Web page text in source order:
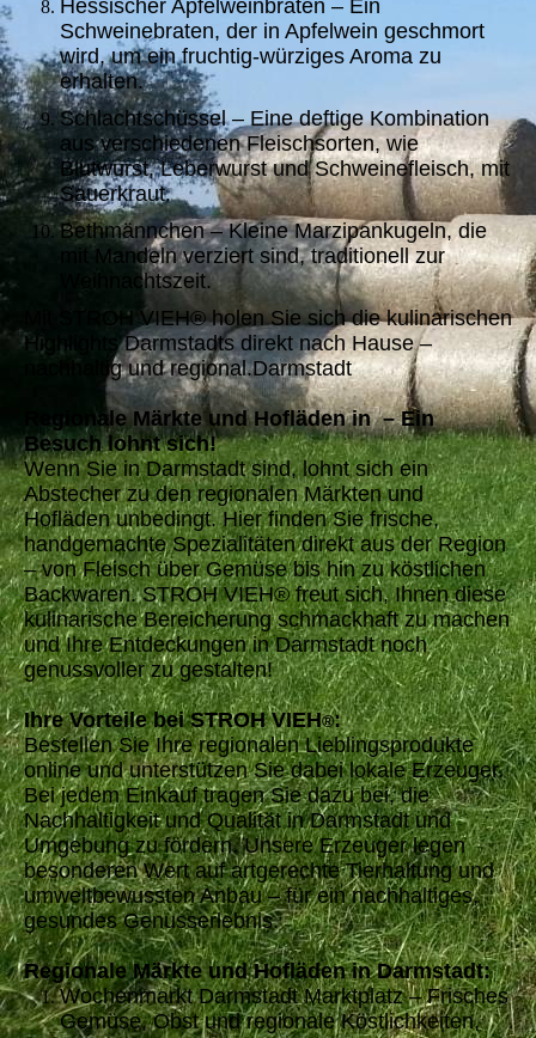
Hessischer Apfelweinbraten – Ein
Schweinebraten, der in Apfelwein geschmort
wird, um ein fruchtig-würziges Aroma zu
erhalten.
Schlachtschüssel – Eine deftige Kombination
aus verschiedenen Fleischsorten, wie
Blutwurst, Leberwurst und Schweinefleisch, mit
Sauerkraut.
Bethmännchen – Kleine Marzipankugeln, die
mit Mandeln verziert sind, traditionell zur
Weihnachtszeit.
Mit STROH VIEH® holen Sie sich die kulinarischen
Highlights Darmstadts direkt nach Hause –
nachhaltig und regional.Darmstadt
Regionale Märkte und Hofläden in – Ein
Besuch lohnt sich!
Wenn Sie in Darmstadt sind, lohnt sich ein
Abstecher zu den regionalen Märkten und
Hofläden unbedingt. Hier finden Sie frische,
handgemachte Spezialitäten direkt aus der Region
– von Fleisch über Gemüse bis hin zu köstlichen
Backwaren. STROH VIEH® freut sich, Ihnen diese
kulinarische Bereicherung schmackhaft zu machen
und Ihre Entdeckungen in Darmstadt noch
genussvoller zu gestalten!
Ihre Vorteile bei STROH VIEH®:
Bestellen Sie Ihre regionalen Lieblingsprodukte
online und unterstützen Sie dabei lokale Erzeuger.
Bei jedem Einkauf tragen Sie dazu bei, die
Nachhaltigkeit und Qualität in Darmstadt und
Umgebung zu fördern. Unsere Erzeuger legen
besonderen Wert auf artgerechte Tierhaltung und
umweltbewussten Anbau – für ein nachhaltiges,
gesundes Genusserlebnis.
Regionale Märkte und Hofläden in Darmstadt:
Wochenmarkt Darmstadt Marktplatz – Frisches
Gemüse, Obst und regionale Köstlichkeiten,